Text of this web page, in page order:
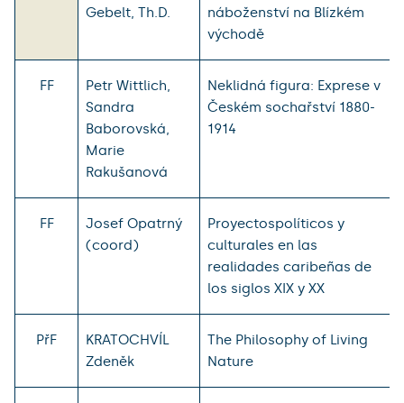
Gebelt, Th.D.
náboženství na Blízkém
východě
FF
Petr Wittlich,
Sandra
Baborovská,
Marie
Rakušanová
Neklidná figura: Exprese v
Českém sochařství 1880-
1914
FF
Josef Opatrný
(coord)
Proyectospolíticos y
culturales en las
realidades caribeñas de
los siglos XIX y XX
PřF
KRATOCHVÍL
Zdeněk
The Philosophy of Living
Nature